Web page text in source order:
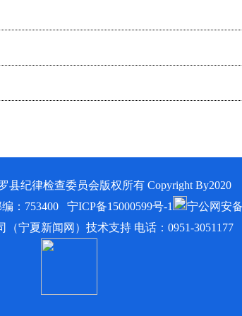
县纪律检查委员会版权所有 Copyright By2020
编：753400 宁ICP备15000599号-1
宁公网安
（宁夏新闻网）技术支持 电话：0951-3051177